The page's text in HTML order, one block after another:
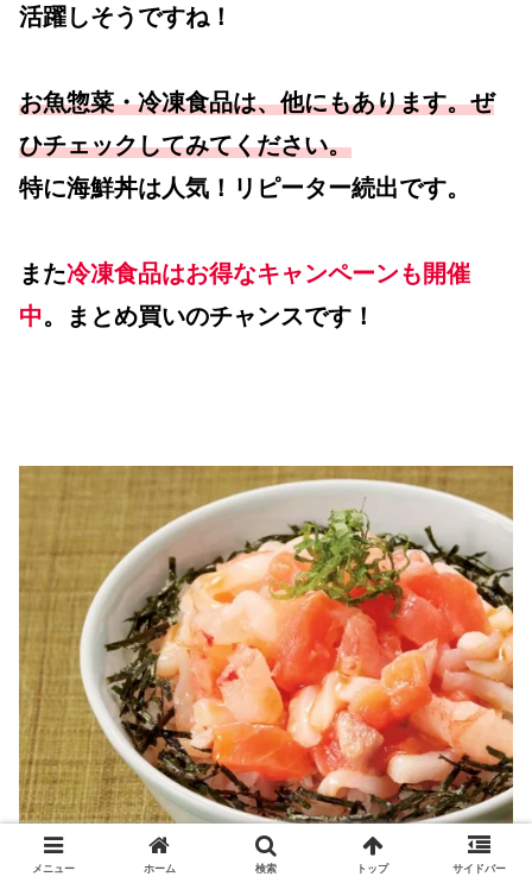
活躍しそうですね！
お魚惣菜・冷凍食品は、他にもあります。ぜ
ひチェックしてみてください。
特に海鮮丼は人気！リピーター続出です。
また冷凍食品はお得なキャンペーンも開催
中。まとめ買いのチャンスです！
メニュー ホーム 検索 トップ サイドバー